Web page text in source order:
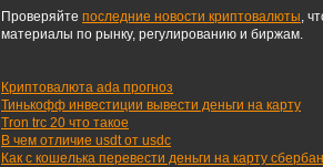
Проверяйте последние новости криптовалюты,
материалы по рынку, регулированию и биржам.
Криптовалюта ada прогноз
Тинькофф инвестиции вывести деньги на карту
Tron trc 20 что такое
В чем отличие usdt от usdc
Как с кошелька перевести деньги на карту